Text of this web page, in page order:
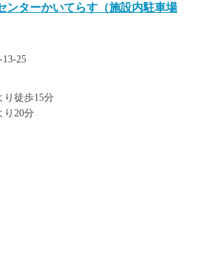
ンターかいてらす（施設内駐車場
25
り徒歩15分
り20分